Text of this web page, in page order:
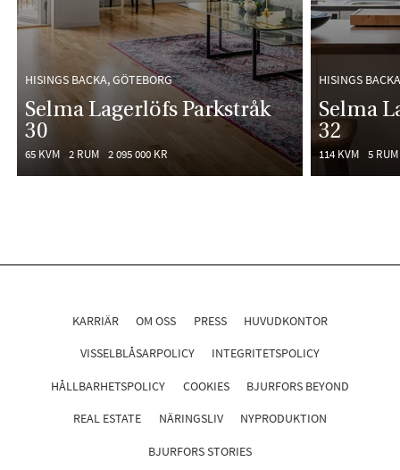
HISINGS BACKA, GÖTEBORG
Selma Lagerlöfs Parkstråk
30
65 KVM 2 RUM 2 095 000 KR
HISINGS
Selma
32
114 KVM 5 RUM
KARRIÄR OM OSS PRESS HUVUDKONTOR
VISSELBLÅSARPOLICY INTEGRITETSPOLICY
HÅLLBARHETSPOLICY COOKIES BJURFORS BEYOND
REAL ESTATE NÄRINGSLIV NYPRODUKTION
BJURFORS STORIES